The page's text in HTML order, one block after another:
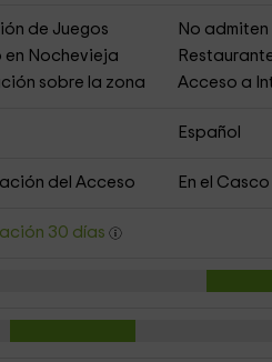
de Juegos No admiten
en Nochevieja
sobre la zona
Acceso a
Español
del Acceso En el
30 días